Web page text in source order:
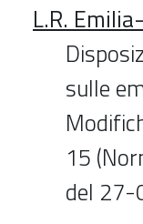
L.R.
sulle
15
del